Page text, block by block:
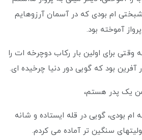
ام بودی که در آسمان آرزوهایم
پرواز آموخته بود.
برای اولین بار رکاب دوچرخه ات را
آفرین بود که گویی دور دنیا چرخیده ای.
یک پدر هستم،
ام بودی، گویی در قله ایستاده و شانه
سنگین تر آماده می کردم.